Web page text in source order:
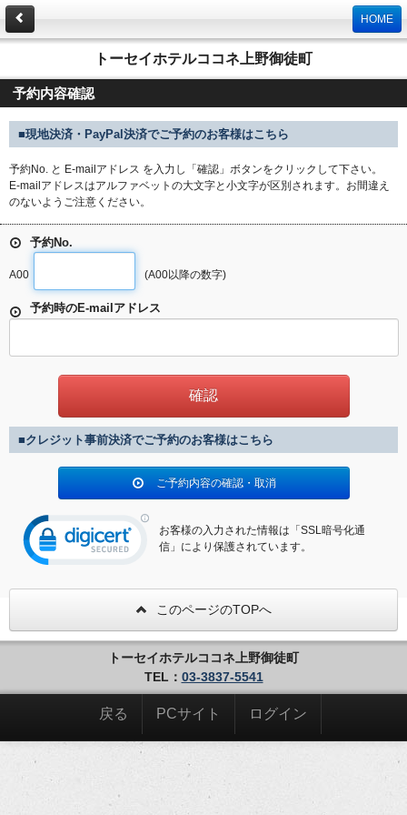
HOME
トーセイホテルココネ上野御徒町
予約内容確認
■現地決済・PayPal決済でご予約のお客様はこちら
予約No. と E-mailアドレス を入力し「確認」ボタンをクリックして下さい。
E-mailアドレスはアルファベットの大文字と小文字が区別されます。お間違え
のないようご注意ください。
予約No.
A00 (A00以降の数字)
予約時のE-mailアドレス
■クレジット事前決済でご予約のお客様はこちら
ご予約内容の確認・取消
お客様の入力された情報は「SSL暗号化通
信」により保護されています。
このページのTOPへ
トーセイホテルココネ上野御徒町
TEL： 03-3837-5541
戻る PCサイト ログイン